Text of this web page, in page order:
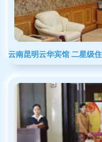
云南昆明云华宾馆 二星级